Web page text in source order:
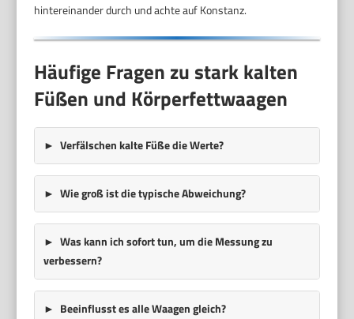
hintereinander durch und achte auf Konstanz.
Häufige Fragen zu stark kalten
Füßen und Körperfettwaagen
Verfälschen kalte Füße die Werte?
Wie groß ist die typische Abweichung?
Was kann ich sofort tun, um die Messung zu
verbessern?
Beeinflusst es alle Waagen gleich?